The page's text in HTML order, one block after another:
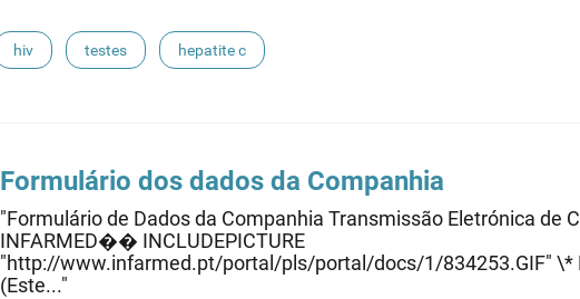
hiv testes hepatite c
Formulário dos dados da Companhia
"Formulário de Dados da Companhia Transmissão Eletrónica de
INFARMED�� INCLUDEPICTURE
"http://www.infarmed.pt/portal/pls/portal/docs/1/834253.GIF"
(Este..."